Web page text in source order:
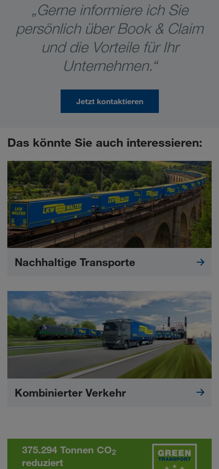
„Gerne informiere ich Sie
persönlich über Book & Claim
und die Vorteile für Ihr
Unternehmen.“
Jetzt kontaktieren
Das könnte Sie auch interessieren:
Nachhaltige Transporte
Kombinierter Verkehr
375.294 Tonnen CO2
reduziert